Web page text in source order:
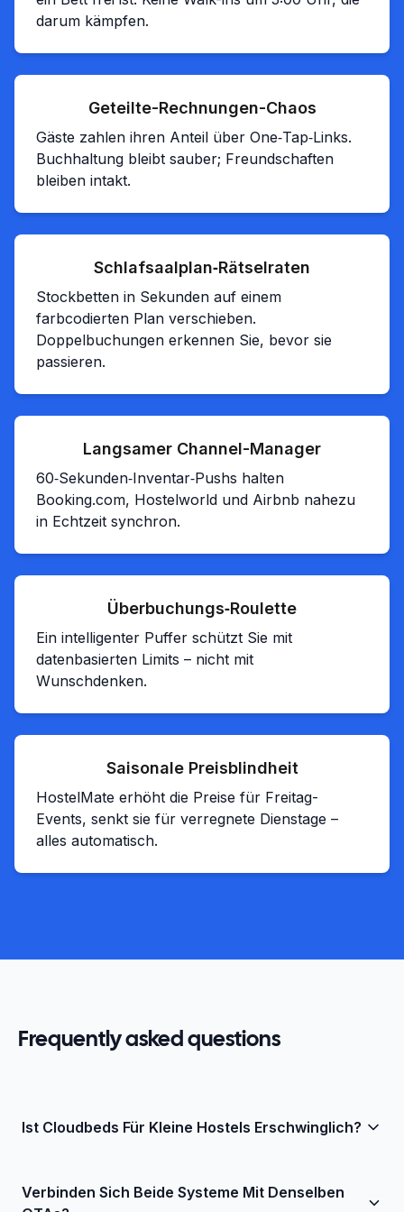
darum kämpfen.
Geteilte-Rechnungen-Chaos
Gäste zahlen ihren Anteil über One‑Tap‑Links.
Buchhaltung bleibt sauber; Freundschaften
bleiben intakt.
Schlafsaalplan‑Rätselraten
Stockbetten in Sekunden auf einem
farbcodierten Plan verschieben.
Doppelbuchungen erkennen Sie, bevor sie
passieren.
Langsamer Channel-Manager
60‑Sekunden‑Inventar‑Pushs halten
Booking.com, Hostelworld und Airbnb nahezu
in Echtzeit synchron.
Überbuchungs‑Roulette
Ein intelligenter Puffer schützt Sie mit
datenbasierten Limits – nicht mit
Wunschdenken.
Saisonale Preisblindheit
HostelMate erhöht die Preise für Freitag-
Events, senkt sie für verregnete Dienstage –
alles automatisch.
Frequently asked questions
Ist Cloudbeds Für Kleine Hostels Erschwinglich?
und kanalbezogene Gebühren pro Buchung können
Verbinden Sich Beide Systeme Mit Denselben